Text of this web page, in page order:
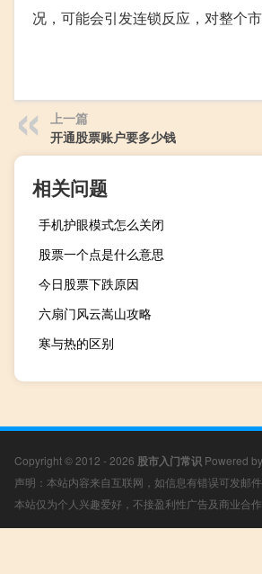
况，可能会引发连锁反应，对整个
上一篇
开通股票账户要多少钱
相关问题
手机护眼模式怎么关闭
股票一个点是什么意思
今日股票下跌原因
六扇门风云嵩山攻略
寒与热的区别
Copyright © 2012 - 2026 股市入门常识 Powered by
声明：本站内容来自互联网，如信息有错误可发邮
本站仅为个人兴趣爱好，不接盈利性广告及商业合作